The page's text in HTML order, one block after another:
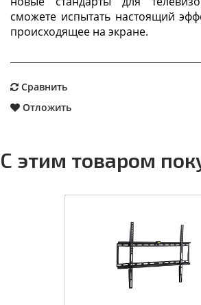
сможете испытать настоящий
происходящее на экране.
Сравнить
Отложить
С этим товаром